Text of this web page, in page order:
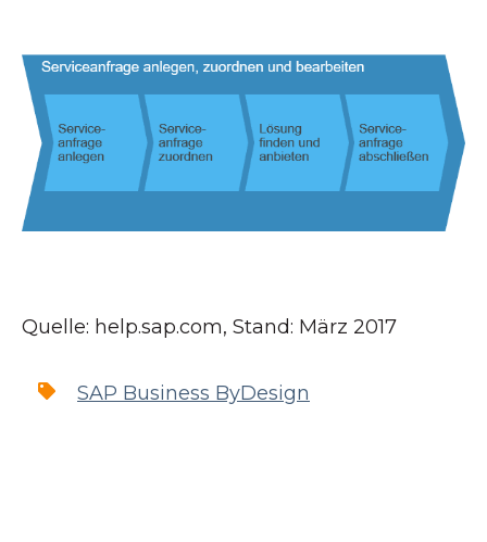
Quelle: help.sap.com, Stand: März 2017
SAP Business ByDesign